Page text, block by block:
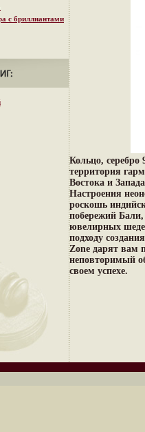
с бриллиантами
Кольцо, серебро
территория
Востока и
Настроения
роскошь
побережий
ювелирных
подходу
Zone дарят вам
неповторимый
своем успехе.